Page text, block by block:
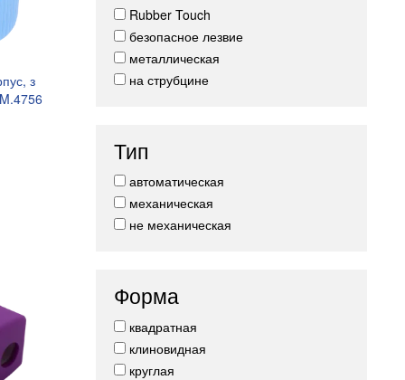
з
Rubber Touch
безопасное лезвие
металлическая
на струбцине
Тип
автоматическая
механическая
не механическая
Форма
квадратная
клиновидная
круглая